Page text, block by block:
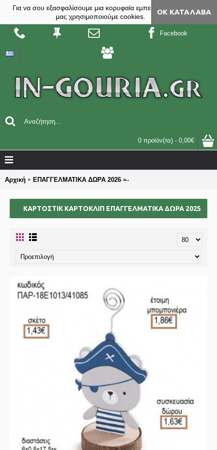
Για να σου εξασφαλίσουμε μια κορυφαία εμπειρία, στο site
μας χρησιμοποιούμε cookies.
ΟΚ ΚΑΤΆΛΑΒΑ
Facebook
0 προϊόν(τα) - 0,00€
Αρχική ΕΠΑΓΓΕΛΜΑΤΙΚΑ ΔΩΡΑ 2026 ΚΑΡΤΟΣΤΙΚ ΚΑΡΤΟΚΛΙΠ
ΚΑΡΤΟΣΤΙΚ ΚΑΡΤΟΚΛΙΠ ΕΠΑΓΓΕΛΜΑΤΙΚΆ ΔΏΡΑ 2025